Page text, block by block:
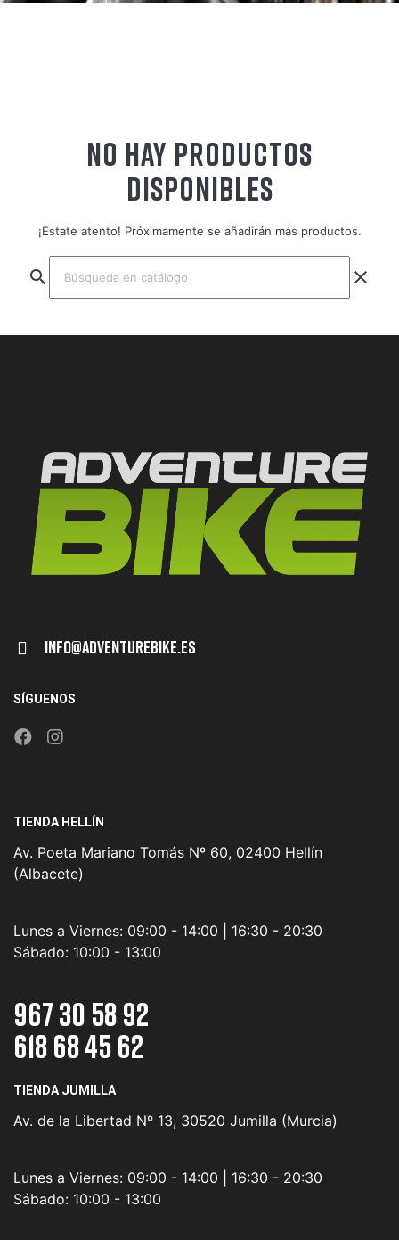
NO HAY PRODUCTOS
DISPONIBLES
¡Estate atento! Próximamente se añadirán más productos.
search clear
Info@adventurebike.es
SÍGUENOS
TIENDA HELLÍN
Av. Poeta Mariano Tomás Nº 60, 02400 Hellín
(Albacete)
Lunes a Viernes: 09:00 - 14:00 | 16:30 - 20:30
Sábado: 10:00 - 13:00
967 30 58 92
618 68 45 62
TIENDA JUMILLA
Av. de la Libertad Nº 13, 30520 Jumilla (Murcia)
Lunes a Viernes: 09:00 - 14:00 | 16:30 - 20:30
Sábado: 10:00 - 13:00